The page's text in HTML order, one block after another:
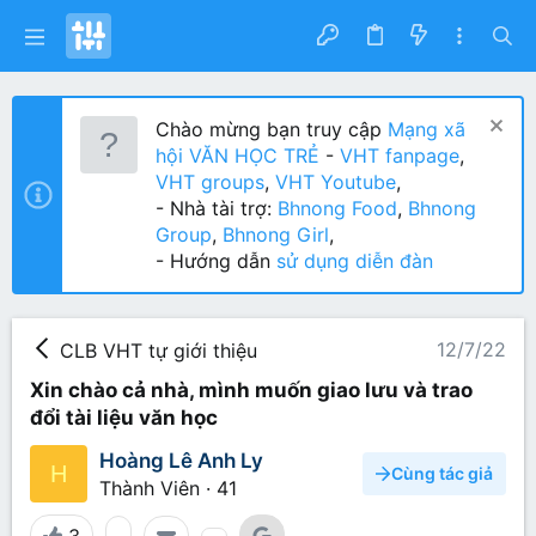
Chào mừng bạn truy cập Mạng xã
hội VĂN HỌC TRẺ - VHT fanpage,
VHT groups, VHT Youtube,
- Nhà tài trợ: Bhnong Food, Bhnong
Group, Bhnong Girl,
- Hướng dẫn sử dụng diễn đàn
CLB VHT tự giới thiệu
12/7/22
Xin chào cả nhà, mình muốn giao lưu và trao
đổi tài liệu văn học
H
Hoàng Lê Anh Ly
Thành Viên · 41
Cùng tác giả